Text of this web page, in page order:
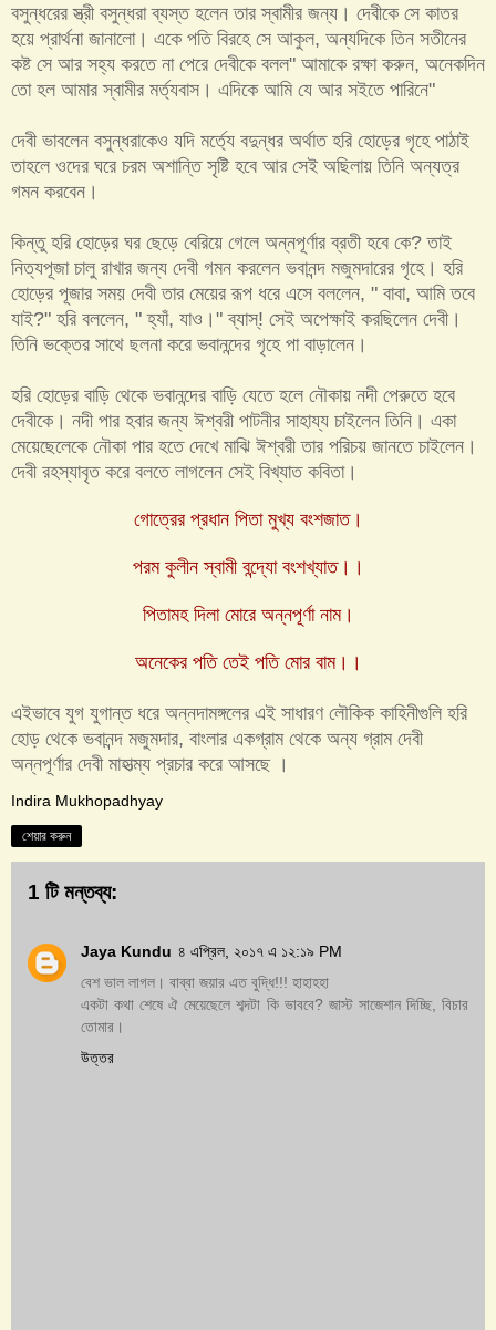
বসুন্ধরের স্ত্রী বসুন্ধরা ব্যস্ত হলেন তার স্বামীর জন্য। দেবীকে সে কাতর
হয়ে প্রার্থনা জানালো। একে পতি বিরহে সে আকুল, অন্যদিকে তিন সতীনের
কষ্ট সে আর সহ্য করতে না পেরে দেবীকে বলল" আমাকে রক্ষা করুন, অনেকদিন
তো হল আমার স্বামীর মর্ত্যবাস। এদিকে আমি যে আর স‌ইতে পারিনে"
দেবী ভাবলেন বসুন্ধরাকেও যদি মর্ত্যে বদুন্ধর অর্থাত হরি হোড়ের গৃহে পাঠাই
তাহলে ওদের ঘরে চরম অশান্তি সৃষ্টি হবে আর সেই অছিলায় তিনি অন্যত্র
গমন করবেন।
কিন্তু হরি হোড়ের ঘর ছেড়ে বেরিয়ে গেলে অন্নপূর্ণার ব্রতী হবে কে? তাই
নিত্যপূজা চালু রাখার জন্য দেবী গমন করলেন ভবানন্দ মজুমদারের গৃহে। হরি
হোড়ের পূজার সময় দেবী তার মেয়ের রূপ ধরে এসে বললেন, " বাবা, আমি তবে
যাই?" হরি বললেন, " হ্যাঁ, যাও।" ব্যাস্! সেই অপেক্ষাই করছিলেন দেবী।
তিনি ভক্তের সাথে ছলনা করে ভবানন্দের গৃহে পা বাড়ালেন।
হরি হোড়ের বাড়ি থেকে ভবানন্দের বাড়ি যেতে হলে নৌকায় নদী পেরুতে হবে
দেবীকে। নদী পার হবার জন্য ঈশ্বরী পাটনীর সাহায্য চাইলেন তিনি। একা
মেয়েছেলেকে নৌকা পার হতে দেখে মাঝি ঈশ্বরী তার পরিচয় জানতে চাইলেন।
দেবী রহস্যাবৃত করে বলতে লাগলেন সেই বিখ্যাত কবিতা।
গোত্রের প্রধান পিতা মুখ্য বংশজাত।
পরম কুলীন স্বামী বন্দ্যো বংশখ্যাত।।
পিতামহ দিলা মোরে অন্নপূর্ণা নাম।
অনেকের পতি তেই পতি মোর বাম।।
এইভাবে যুগ যুগান্ত ধরে অন্নদামঙ্গলের এই সাধারণ লৌকিক কাহিনীগুলি হরি
হোড় থেকে ভবানন্দ মজুমদার, বাংলার একগ্রাম থেকে অন্য গ্রাম দেবী
অন্নপূর্ণার দেবী মাহাত্ম্য প্রচার করে আসছে ।
Indira Mukhopadhyay
শেয়ার করুন
1 টি মন্তব্য:
Jaya Kundu ৪ এপ্রিল, ২০১৭ এ ১২:১৯ PM
বেশ ভাল লাগল। বাব্বা জয়ার এত বুদ্ধি!!! হাহাহহা
একটা কথা শেষে ঐ মেয়েছেলে শব্দটা কি ভাববে? জাস্ট সাজেশান দিচ্ছি, বিচার
তোমার।
উত্তর